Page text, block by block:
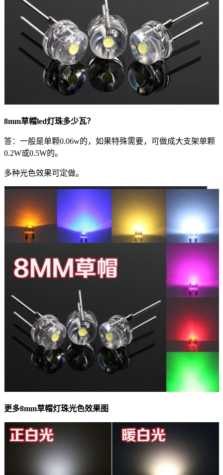
8mm草帽led灯珠多少瓦？
答：一般是单颗0.06w的，如果特殊需要，可做成大支架单颗
0.2W或0.5W的。
多种光色效果可定做。
更多8mm草帽灯珠光色效果图